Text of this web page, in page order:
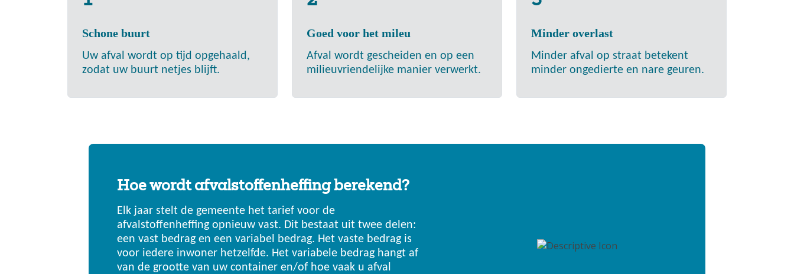
Schone buurt
Uw afval wordt op tijd opgehaald,
zodat uw buurt netjes blijft.
Goed voor het mileu
Afval wordt gescheiden en op een
milieuvriendelijke manier verwerkt.
Minder overlast
Minder afval op straat betekent
minder ongedierte en nare geuren.
Hoe wordt afvalstoffenheffing berekend?
Elk jaar stelt de gemeente het tarief voor de
afvalstoffenheffing opnieuw vast. Dit bestaat uit twee delen:
een vast bedrag en een variabel bedrag. Het vaste bedrag is
voor iedere inwoner hetzelfde. Het variabele bedrag hangt af
van de grootte van uw container en/of hoe vaak u afval